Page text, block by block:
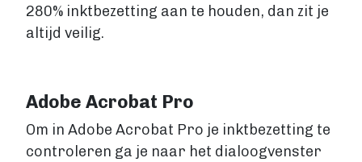
Support
Diensten
Blog
Over ons
280% inktbezetting aan te houden, dan zit je
altijd veilig.
Adobe Acrobat Pro
Om in Adobe Acrobat Pro je inktbezetting te
controleren ga je naar het dialoogvenster